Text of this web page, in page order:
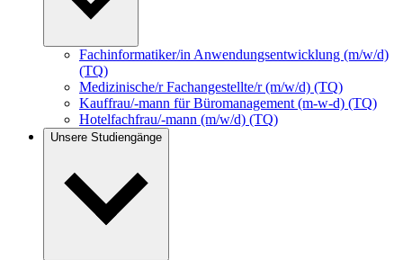
Fachinformatiker/in Anwendungsentwicklung (m/w/d)
(TQ)
Medizinische/r Fachangestellte/r (m/w/d) (TQ)
Kauffrau/-mann für Büromanagement (m-w-d) (TQ)
Hotelfachfrau/-mann (m/w/d) (TQ)
Unsere Studiengänge